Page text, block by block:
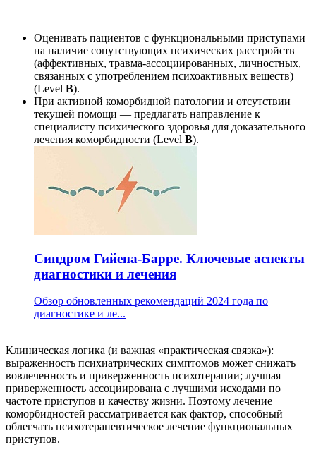
Оценивать пациентов с функциональными приступами
на наличие сопутствующих психических расстройств
(аффективных, травма-ассоциированных, личностных,
связанных с употреблением психоактивных веществ)
(Level B).
При активной коморбидной патологии и отсутствии
текущей помощи — предлагать направление к
специалисту психического здоровья для доказательного
лечения коморбидности (Level B).
Синдром Гийена-Барре. Ключевые аспекты
диагностики и лечения
Обзор обновленных рекомендаций 2024 года по
диагностике и ле...
Клиническая логика (и важная «практическая связка»):
выраженность психиатрических симптомов может снижать
вовлеченность и приверженность психотерапии; лучшая
приверженность ассоциирована с лучшими исходами по
частоте приступов и качеству жизни. Поэтому лечение
коморбидностей рассматривается как фактор, способный
облегчать психотерапевтическое лечение функциональных
приступов.